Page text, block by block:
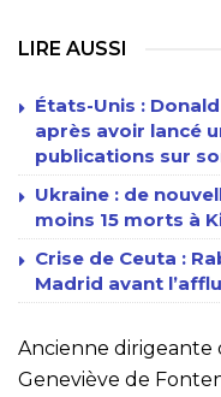
LIRE AUSSI
États-Unis :
après avoir lancé
publications sur
Ukraine : de
moins 15 morts à
Crise de Ceuta :
Madrid avant
Ancienne dirigeante
Geneviève de